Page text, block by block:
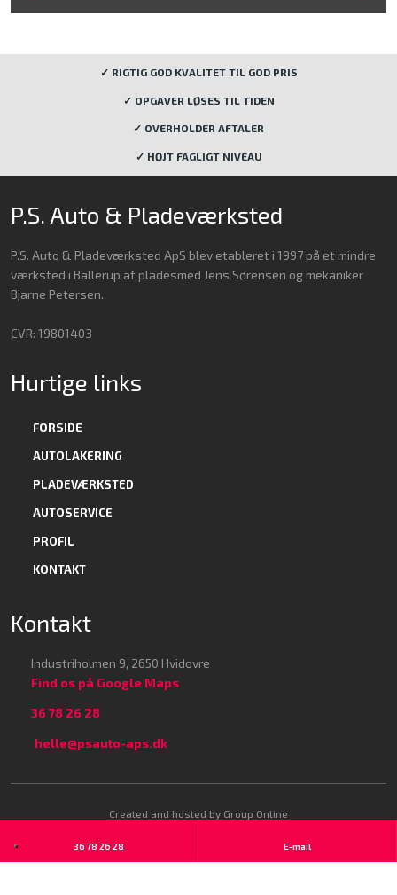
36 78 26 28 E-mail
✓ RIGTIG GOD KVALITET TIL GOD PRIS
✓ OPGAVER LØSES TIL TIDEN
✓ OVERHOLDER AFTALER
✓ HØJT FAGLIGT NIVEAU
P.S. Auto & Pladeværksted
P.S. Auto & Pladeværksted ApS blev etableret i 1997 på et mindre
værksted i Ballerup af pladesmed Jens Sørensen og mekaniker
Bjarne Petersen.
CVR: 19801403
Hurtige links
FORSIDE
AUTOLAKERING
PLADEVÆRKSTED
AUTOSERVICE
PROFIL
KONTAKT
Kontakt
Industriholmen 9, ​2650 Hvidovre
Find os på Google Maps​
36 78 26 28
helle@psauto-aps.dk
Created and hosted by Group Online